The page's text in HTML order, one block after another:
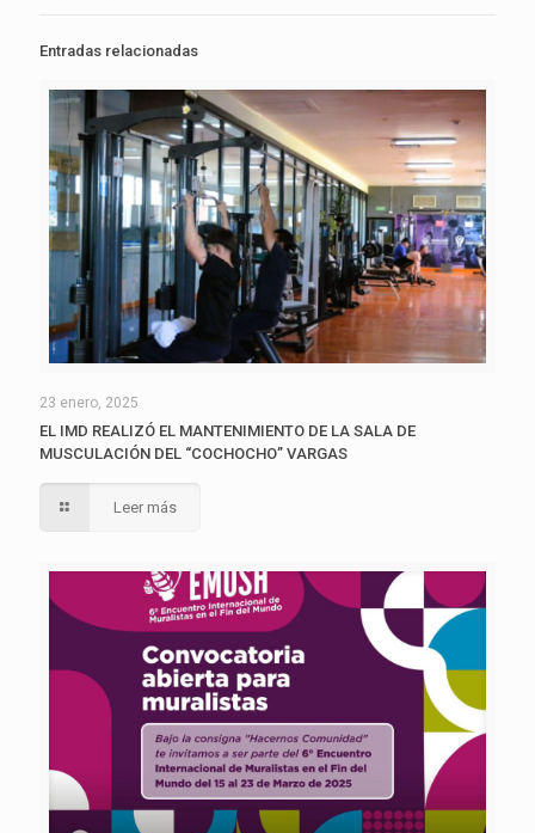
Entradas relacionadas
23 enero, 2025
EL IMD REALIZÓ EL MANTENIMIENTO DE LA SALA DE
MUSCULACIÓN DEL “COCHOCHO” VARGAS
Leer más